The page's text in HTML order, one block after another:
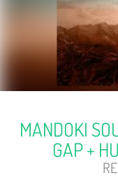
MANDOKI
GAP +